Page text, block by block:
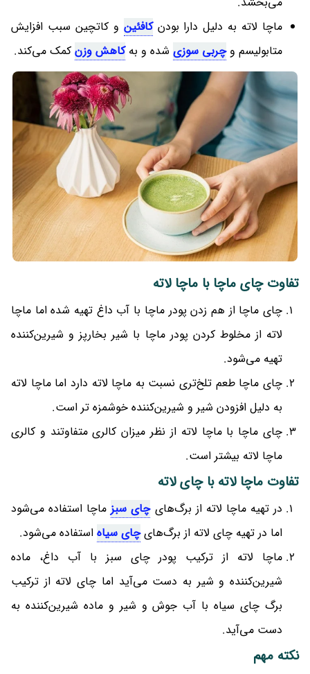
ماچا لاته به دلیل دارا بودنکافئین و کاتچین سبب افزایش
متابولیسم وچربی سوزی شده و بهکاهش وزن کمک می‌کند.
تفاوت چای ماچا با ماچا لاته
چای ماچا از هم زدن پودر ماچا با آب داغ تهیه شده اما ماچا
لاته از مخلوط کردن پودر ماچا با شیر بخارپز و شیرین‌کننده
تهیه می‌شود.
چای ماچا طعم تلخ‌تری نسبت به ماچا لاته دارد اما ماچا لاته
به دلیل افزودن شیر و شیرین‌کننده خوشمزه تر است.
چای ماچا با ماچا لاته از نظر میزان کالری متفاوتند و کالری
ماچا لاته بیشتر است.
تفاوت ماچا لاته با چای لاته
در تهیه ماچا لاته از برگ‌هایچای سبز ماچا استفاده می‌شود
اما در تهیه چای لاته از برگ‌هایچای سیاه استفاده می‌شود.
ماچا لاته از ترکیب پودر چای سبز با آب داغ، ماده
شیرین‌کننده و شیر به دست می‌آید اما چای لاته از ترکیب
برگ چای سیاه با آب جوش و شیر و ماده شیرین‌کننده به
دست می‌آید.
نکته مهم